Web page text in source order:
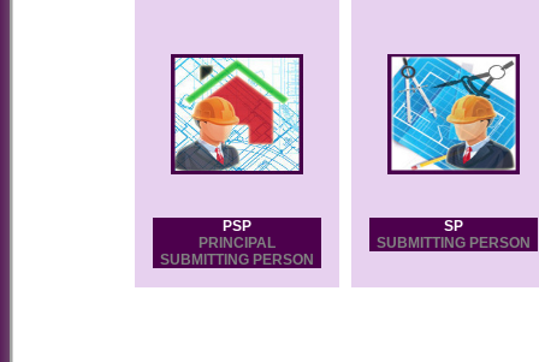
PSP
PRINCIPAL
SUBMITTING PERSON
SP
SUBMITTING PERSON